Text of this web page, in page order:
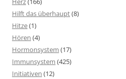
Hilft das überhaupt(8)
Hitze(1)
Hören (4)
Hormonsystem (17)
Immunsystem (425)
Initiativen (12)